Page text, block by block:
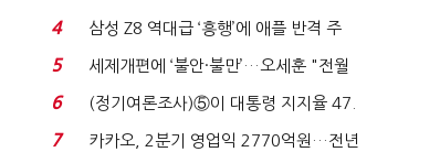
로이터에 성명...
4
삼성 Z8 역대급 ‘흥행’에 애플 반격 주
목…9월 ‘폴...
5
세제개편에 ‘불안·불만’…오세훈 "전월
세 구하기 더 ...
6
(정기여론조사)⑤이 대통령 지지율 47.
7%…일주일 만에 ...
7 카카오, 2분기 영업익 2770억원…전년